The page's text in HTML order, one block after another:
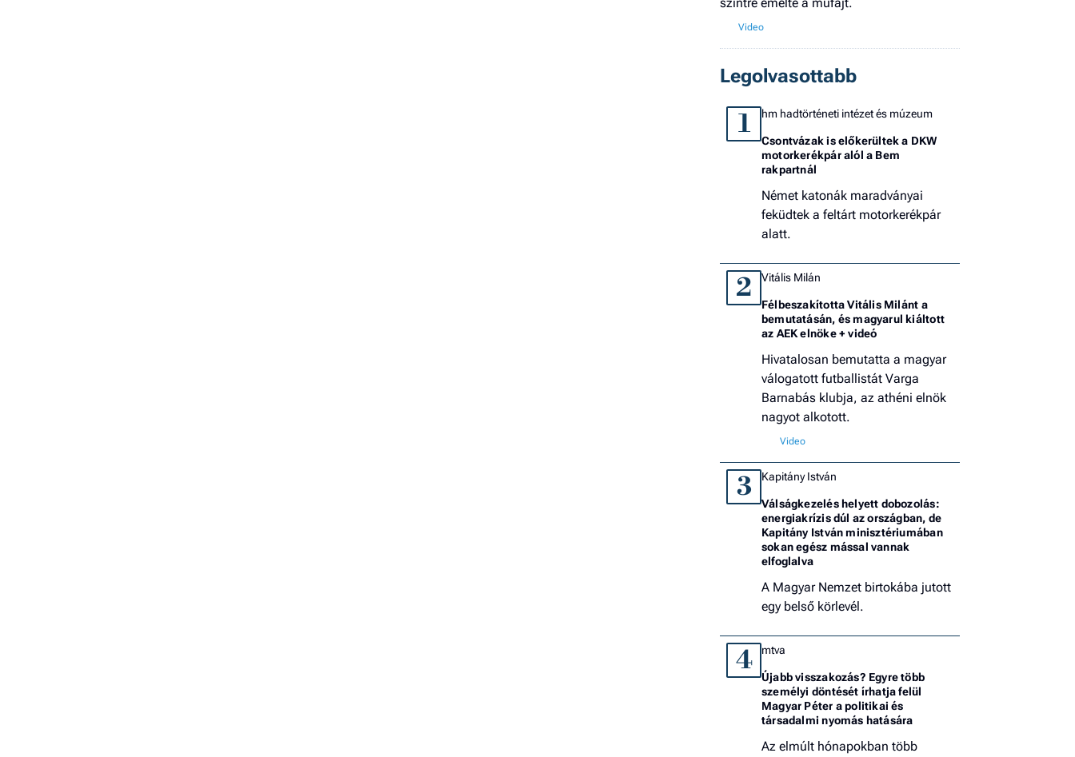
Legolvasottabb
1 hm hadtörténeti intézet és múzeum
Csontvázak is előkerültek a DKW
motorkerékpár alól a Bem
rakpartnál
Német katonák maradványai
feküdtek a feltárt motorkerékpár
alatt.
2 Vitális Milán
Félbeszakította Vitális Milánt a
bemutatásán, és magyarul kiáltott
az AEK elnöke + videó
Hivatalosan bemutatta a magyar
válogatott futballistát Varga
Barnabás klubja, az athéni elnök
nagyot alkotott.
3 Kapitány István
Válságkezelés helyett dobozolás:
energiakrízis dúl az országban, de
Kapitány István minisztériumában
sokan egész mással vannak
elfoglalva
A Magyar Nemzet birtokába jutott
egy belső körlevél.
4 mtva
Újabb visszakozás? Egyre több
személyi döntését írhatja felül
Magyar Péter a politikai és
társadalmi nyomás hatására
Az elmúlt hónapokban több